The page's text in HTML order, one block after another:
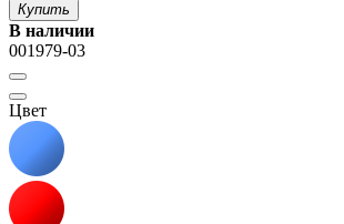
Купить
В наличии
001979-03
Цвет